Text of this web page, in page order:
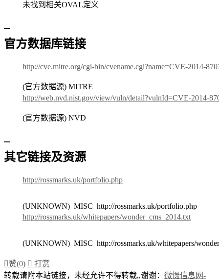
未找到相关OVAL定义
–
官方数据库链接
http://cve.mitre.org/cgi-bin/cvename.cgi?name=CVE-2014-
(官方数据源) MITRE
http://web.nvd.nist.gov/view/vuln/detail?vulnId=CVE-2014-
(官方数据源) NVD
–
其它链接及资源
http://rossmarks.uk/portfolio.php
(UNKNOWN) MISC http://rossmarks.uk/portfolio.php
http://rossmarks.uk/whitepapers/wonder_cms_2014.txt
(UNKNOWN) MISC http://rossmarks.uk/whitepapers/
赞(0)  打赏
转载请附本站链接，未经允许不得转载,,谢谢： 微慑信息网-